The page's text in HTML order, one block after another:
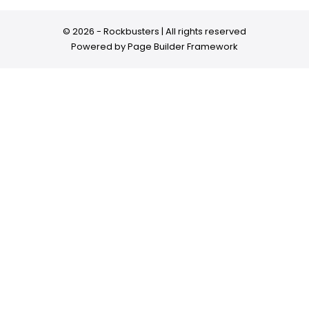
© 2026 - Rockbusters | All rights reserved
Powered byPage Builder Framework